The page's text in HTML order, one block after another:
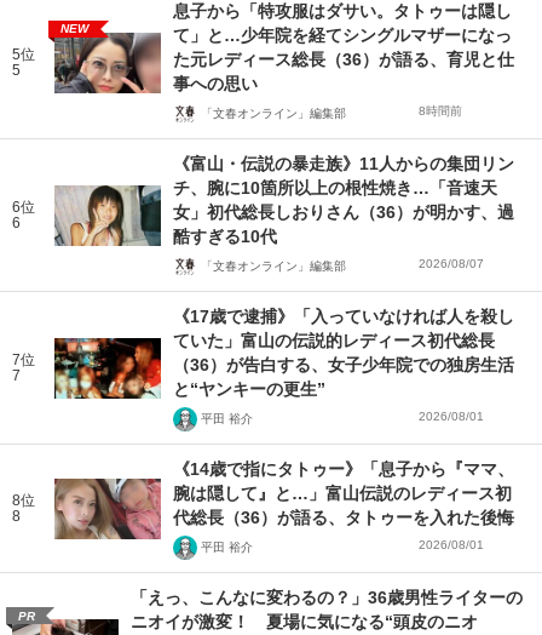
5位
5
NEW
息子から「特攻服はダサい。タトゥーは隠し
て」と…少年院を経てシングルマザーになっ
た元レディース総長（36）が語る、育児と仕
事への思い
「文春オンライン」編集部 8時間前
6位
6
《富山・伝説の暴走族》11人からの集団リン
チ、腕に10箇所以上の根性焼き…「音速天
女」初代総長しおりさん（36）が明かす、過
酷すぎる10代
「文春オンライン」編集部 2026/08/07
7位
7
《17歳で逮捕》「入っていなければ人を殺し
ていた」富山の伝説的レディース初代総長
（36）が告白する、女子少年院での独房生活
と“ヤンキーの更生”
平田 裕介 2026/08/01
8位
8
《14歳で指にタトゥー》「息子から『ママ、
腕は隠して』と…」富山伝説のレディース初
代総長（36）が語る、タトゥーを入れた後悔
平田 裕介 2026/08/01
PR
「えっ、こんなに変わるの？」36歳男性ライターの
ニオイが激変！ 夏場に気になる“頭皮のニオ